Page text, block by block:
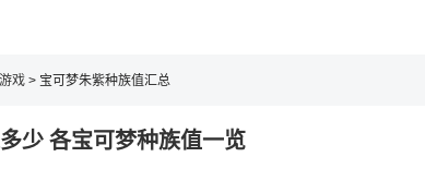
戏 > 宝可梦朱紫种族值汇总
少 各宝可梦种族值一览